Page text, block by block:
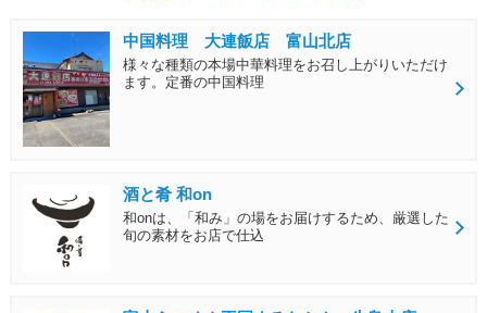
中国料理 大連飯店 富山北店
様々な種類の本場中華料理をお召し上がりいただけ
ます。定番の中国料理
酒と肴 和on
和onは、「和み」の場をお届けするため、厳選した
旬の素材をお店で仕込